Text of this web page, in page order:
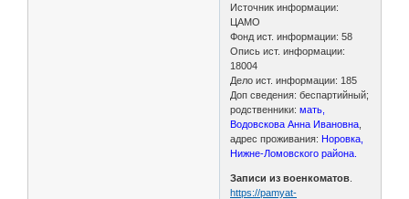
Источник информации:
ЦАМО
Фонд ист. информации: 58
Опись ист. информации:
18004
Дело ист. информации: 185
Доп сведения: беспартийный;
родственники:мать,
Водовскова Анна Ивановна
адрес проживания: Норовка,
Нижне-Ломовского района.
Записи из военкоматов
https://pamyat-